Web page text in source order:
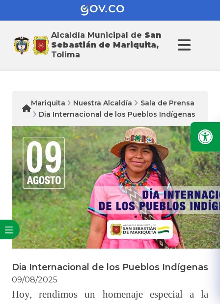
Alcaldía Municipal de San
Sebastián de Mariquita,
Tolima
Mariquita Nuestra Alcaldía
Sala de Prensa
Dia Internacional de los Pueblos Indígenas
Dia Internacional de los Pueblos Indígenas
09/08/2025
​Hoy, rendimos un homenaje especial a la